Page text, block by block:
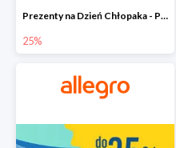
Prezenty na Dzień Chłopaka - Produkty SOXO do -25%
25%